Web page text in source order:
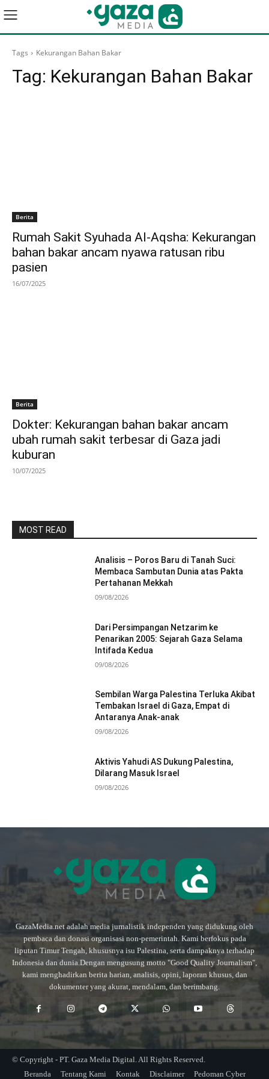
Tags Kekurangan Bahan Bakar
Tag: Kekurangan Bahan Bakar
Berita
Rumah Sakit Syuhada Al-Aqsha: Kekurangan
bahan bakar ancam nyawa ratusan ribu
pasien
16/07/2025
Berita
Dokter: Kekurangan bahan bakar ancam
ubah rumah sakit terbesar di Gaza jadi
kuburan
10/07/2025
MOST READ
Analisis – Poros Baru di Tanah Suci:
Membaca Sambutan Dunia atas Pakta
Pertahanan Mekkah
09/08/2026
Dari Persimpangan Netzarim ke
Penarikan 2005: Sejarah Gaza Selama
Intifada Kedua
09/08/2026
Sembilan Warga Palestina Terluka Akibat
Tembakan Israel di Gaza, Empat di
Antaranya Anak-anak
09/08/2026
Aktivis Yahudi AS Dukung Palestina,
Dilarang Masuk Israel
09/08/2026
GazaMedia.net adalah media jurnalistik independen yang didukung oleh
pembaca dan donasi organisasi non-pemerintah. Kami berfokus pada
liputan Timur Tengah, khususnya isu Palestina, serta dampaknya terhadap
Indonesia dan dunia.Dengan mengusung motto "Good Quality Journalism",
kami menghadirkan berita harian, analisis, opini, laporan khusus, dan
dokumenter yang akurat, mendalam, dan berimbang.
© Copyright - PT. Gaza Media Digital. All Rights Reserved.
Beranda
Tentang Kami Kontak Disclaimer Pedoman Cyber